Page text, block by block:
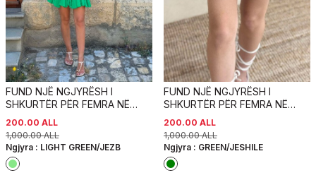
FUND NJË NGJYRËSH I
SHKURTËR PËR FEMRA NË
NGJYRËN JESHILE E
ZBARDHUR
1,000.00ALL
200.00 ALL
Ngjyra : LIGHT GREEN/JEZB
FUND NJË NGJYRËSH I
SHKURTËR PËR FEMRA NË
NGJYRËN JESHILE
1,000.00ALL
200.00 ALL
Ngjyra : GREEN/JESHILE